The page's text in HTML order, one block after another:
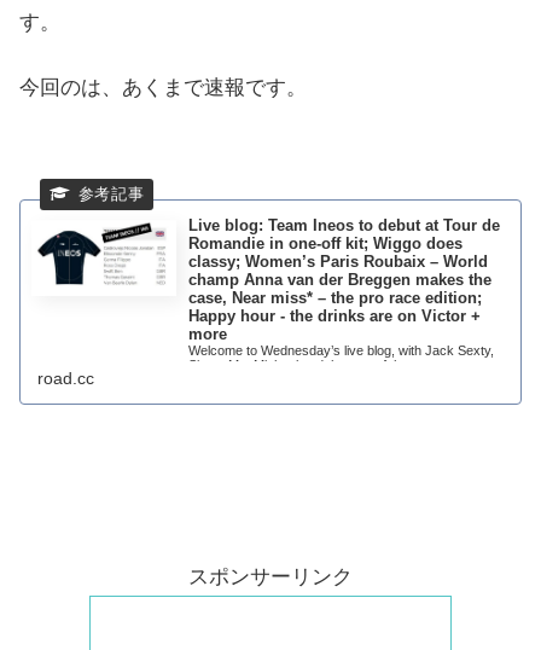
す。
今回のは、あくまで速報です。
Live blog: Team Ineos to debut at Tour de
Romandie in one-off kit; Wiggo does
classy; Women’s Paris Roubaix – World
champ Anna van der Breggen makes the
case, Near miss* – the pro race edition;
Happy hour - the drinks are on Victor +
more
Welcome to Wednesday’s live blog, with Jack Sexty,
Simon MacMichael and the rest of the team.
road.cc
スポンサーリンク